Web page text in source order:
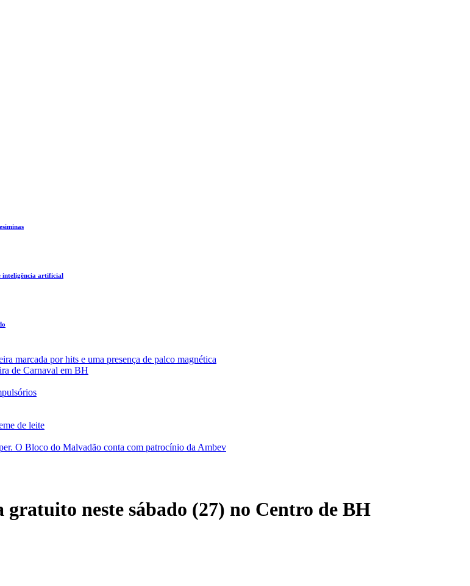
inteligência artificial
marcada por hits e uma presença de palco magnética
de Carnaval em BH
de leite
O Bloco do Malvadão conta com patrocínio da Ambev
neste sábado (27) no Centro de BH